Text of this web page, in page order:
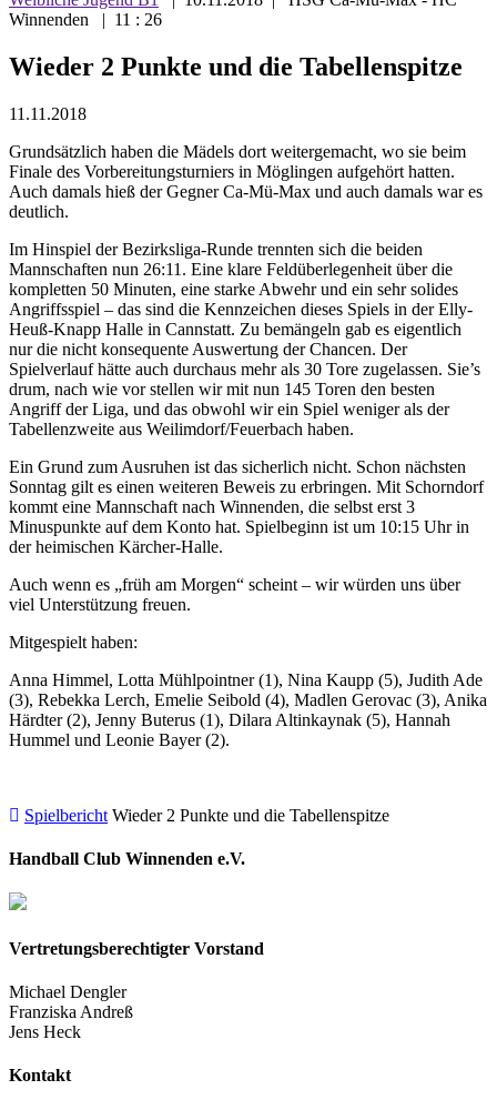
Winnenden | 11 : 26
Wieder 2 Punkte und die Tabellenspitze
11.11.2018
Grundsätzlich haben die Mädels dort weitergemacht, wo sie beim
Finale des Vorbereitungsturniers in Möglingen aufgehört hatten.
Auch damals hieß der Gegner Ca-Mü-Max und auch damals war es
deutlich.
Im Hinspiel der Bezirksliga-Runde trennten sich die beiden
Mannschaften nun 26:11. Eine klare Feldüberlegenheit über die
kompletten 50 Minuten, eine starke Abwehr und ein sehr solides
Angriffsspiel – das sind die Kennzeichen dieses Spiels in der Elly-
Heuß-Knapp Halle in Cannstatt. Zu bemängeln gab es eigentlich
nur die nicht konsequente Auswertung der Chancen. Der
Spielverlauf hätte auch durchaus mehr als 30 Tore zugelassen. Sie’s
drum, nach wie vor stellen wir mit nun 145 Toren den besten
Angriff der Liga, und das obwohl wir ein Spiel weniger als der
Tabellenzweite aus Weilimdorf/Feuerbach haben.
Ein Grund zum Ausruhen ist das sicherlich nicht. Schon nächsten
Sonntag gilt es einen weiteren Beweis zu erbringen. Mit Schorndorf
kommt eine Mannschaft nach Winnenden, die selbst erst 3
Minuspunkte auf dem Konto hat. Spielbeginn ist um 10:15 Uhr in
der heimischen Kärcher-Halle.
Auch wenn es „früh am Morgen“ scheint – wir würden uns über
viel Unterstützung freuen.
Mitgespielt haben:
Anna Himmel, Lotta Mühlpointner (1), Nina Kaupp (5), Judith Ade
(3), Rebekka Lerch, Emelie Seibold (4), Madlen Gerovac (3), Anika
Härdter (2), Jenny Buterus (1), Dilara Altinkaynak (5), Hannah
Hummel und Leonie Bayer (2).
Spielbericht Wieder 2 Punkte und die Tabellenspitze
Handball Club Winnenden e.V.
Vertretungsberechtigter Vorstand
Michael Dengler
Franziska Andreß
Jens Heck
Kontakt